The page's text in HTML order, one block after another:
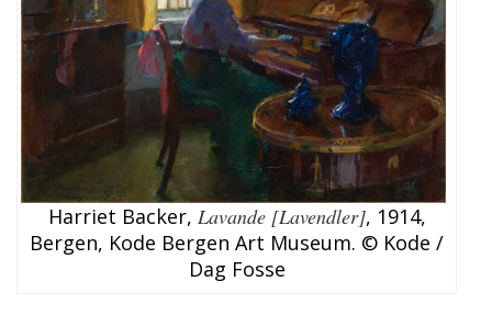
Harriet Backer, Lavande [Lavendler], 1914,
Bergen, Kode Bergen Art Museum. © Kode /
Dag Fosse